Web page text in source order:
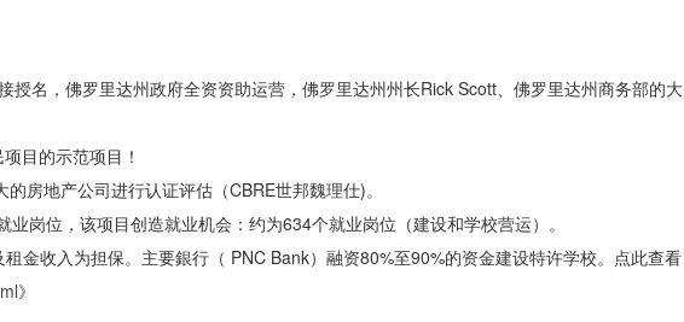
名，佛罗里达州政府全资资助运营，佛罗里达州州长Rick Scott、佛罗里达州商务部的大
目的示范项目！
房地产公司进行认证评估（CBRE世邦魏理仕)。
岗位，该项目创造就业机会：约为634个就业岗位（建设和学校营运）。
金收入为担保。主要銀行（ PNC Bank）融资80%至90%的资金建设特许学校。点此查看
》